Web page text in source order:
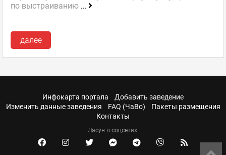
по выстраиванию ...
далее
Инфокарта портала
Добавить заведение
Изменить данные заведения
FAQ (ЧаВо)
Пакеты размещения
Контакты
Ласун в соцсетях: